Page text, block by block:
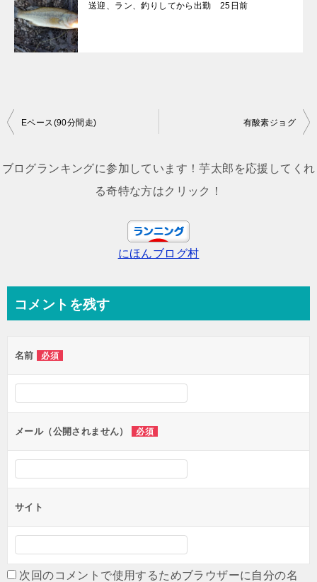
送迎、ラン、釣りしてから出勤 25日前
投
ナ
ン
Eペース(90分間走) 有酸素ジョグ
ブログランキングに参加しています！芋太郎を応援してくれ
る奇特な方はクリック！
にほんブログ村
コメントを残す
名前 必須
メール（公開されません） 必須
サイト
次回のコメントで使用するためブラウザーに自分の名